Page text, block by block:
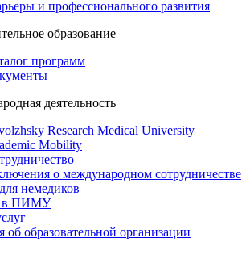
и профессионального развития
образование
программ
деятельность
Research Medical University
Mobility
о международном сотрудничестве
немедиков
в ПИМУ
об образовательной организации